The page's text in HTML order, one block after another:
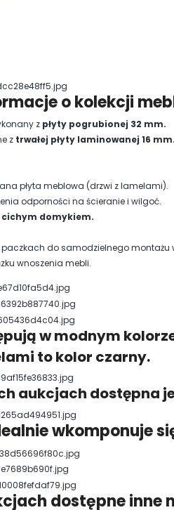
o kolekcji
z płyty pogrubionej 32 mm.
z trwałej płyty laminowanej 16 mm.
płyta meblowa (drzwi z lamelami).
odporności na ścieranie i wilgoć.
cichym domykiem.
do samodzielnego montażu
wnoszenia mebli.
w modnym
to kolor czarny.
aukcjach dostępna
wkomponuje
dostępne inne